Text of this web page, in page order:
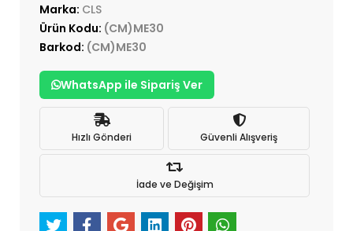
Marka: CLS
Ürün Kodu: (CM)ME30
Barkod: (CM)ME30
WhatsApp ile Sipariş Ver
Hızlı Gönderi Güvenli Alışveriş
İade ve Değişim